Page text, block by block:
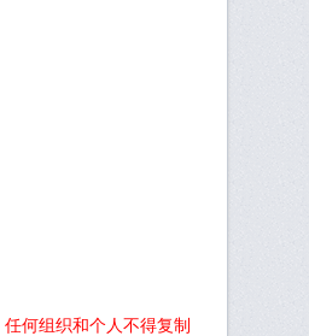
何组织和个人不得复制